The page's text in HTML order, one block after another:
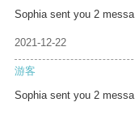
Sophia sent you 2 messa
2021-12-22
游客
Sophia sent you 2 messa